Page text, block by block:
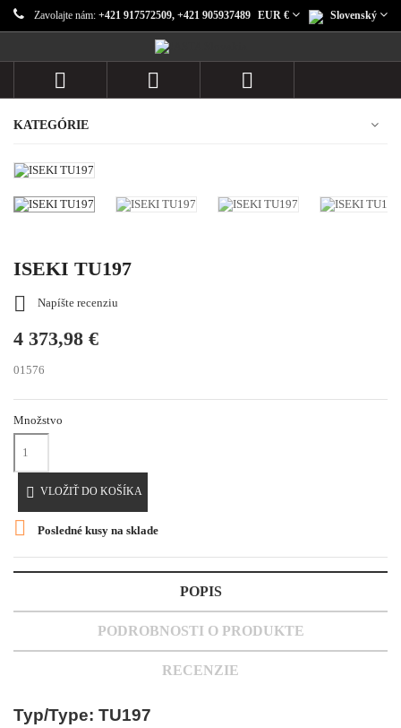
Zavolajte nám: +421 917572509, +421 905937489 Slovenský
EUR €
  
KATEGÓRIE
ISEKI TU197
 Napíšte recenziu
4 373,98 €
01576
Množstvo
 VLOŽIŤ DO KOŠÍKA
 Posledné kusy na sklade
POPIS
PODROBNOSTI O PRODUKTE
RECENZIE
Typ/Type: TU197